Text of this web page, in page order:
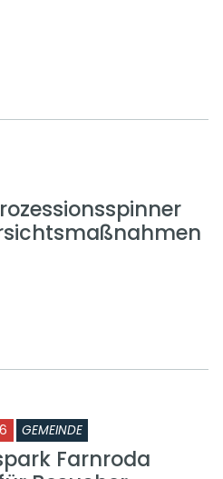
GEMEINDE
Farnroda